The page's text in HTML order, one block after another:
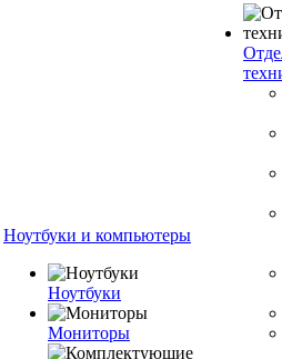
Ноутбуки и компьютеры
Ноутбуки
Мониторы